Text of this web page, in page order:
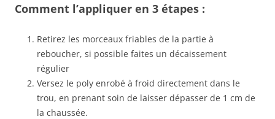
Comment l’appliquer en 3 étapes :
Retirez les morceaux friables de la partie à
reboucher, si possible faites un décaissement
régulier
Versez le poly enrobé à froid directement dans le
trou, en prenant soin de laisser dépasser de 1 cm de
la chaussée.